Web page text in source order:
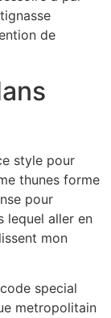
de
style pour
thunes forme
pour
lequel aller en
mon
special
metropolitain